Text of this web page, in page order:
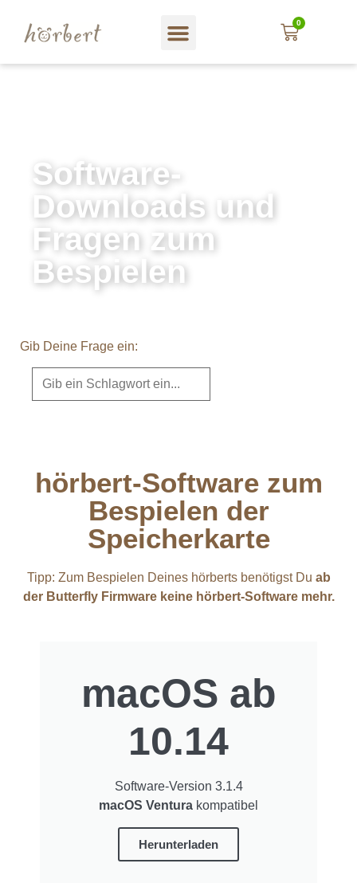
0
Software-
Downloads und
Fragen zum
Bespielen
Gib Deine Frage ein:
hörbert-Software zum
Bespielen der
Speicherkarte
Tipp: Zum Bespielen Deines hörberts benötigst Du ab
der Butterfly Firmware keine hörbert-Software mehr.
macOS ab
10.14
Software-Version 3.1.4
macOS Ventura kompatibel
Herunterladen